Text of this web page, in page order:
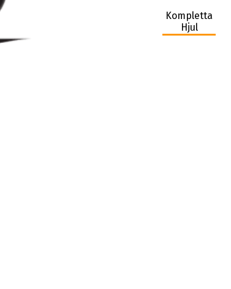
Kompletta
Hjul